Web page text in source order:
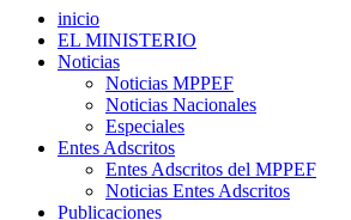
inicio
EL MINISTERIO
Noticias
Noticias MPPEF
Noticias Nacionales
Especiales
Entes Adscritos
Entes Adscritos del MPPEF
Noticias Entes Adscritos
Publicaciones